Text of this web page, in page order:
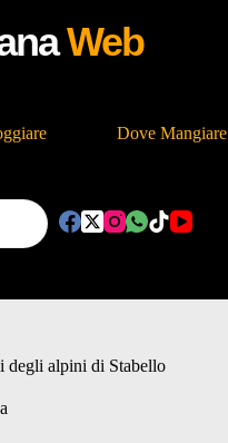
Web
Dove Mangiare
degli alpini di Stabello